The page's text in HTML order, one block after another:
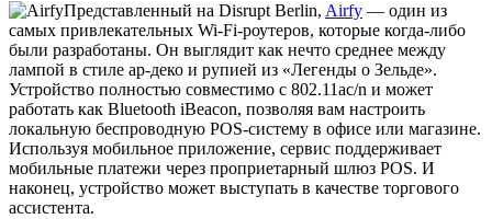
Представленный на Disrupt Berlin, Airfy — один из
самых привлекательных Wi-Fi-роутеров, которые когда-либо
были разработаны. Он выглядит как нечто среднее между
лампой в стиле ар-деко и рупией из «Легенды о Зельде».
Устройство полностью совместимо с 802.11ac/n и может
работать как Bluetooth iBeacon, позволяя вам настроить
локальную беспроводную POS-систему в офисе или магазине.
Используя мобильное приложение, сервис поддерживает
мобильные платежи через проприетарный шлюз POS. И
наконец, устройство может выступать в качестве торгового
ассистента.